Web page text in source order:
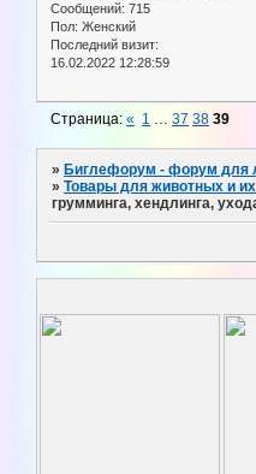
Сообщений: 715
Пол: Женский
Последний визит:
16.02.2022 12:28:59
Страница:« 1 … 37 38 39
» Биглефорум - форум
»Товары для животных и
грумминга, хендлинга,